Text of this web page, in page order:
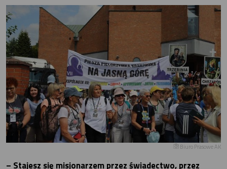
Biuro Prasowe AK
– Stajesz się misjonarzem przez świadectwo, przez